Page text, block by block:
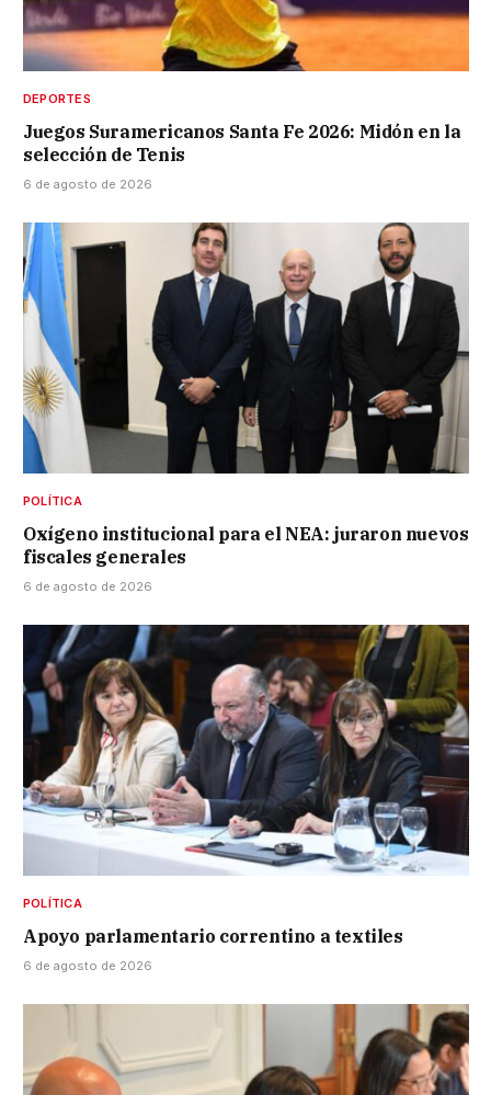
DEPORTES
Juegos Suramericanos Santa Fe 2026: Midón en la
selección de Tenis
6 de agosto de 2026
POLÍTICA
Oxígeno institucional para el NEA: juraron nuevos
fiscales generales
6 de agosto de 2026
POLÍTICA
Apoyo parlamentario correntino a textiles
6 de agosto de 2026